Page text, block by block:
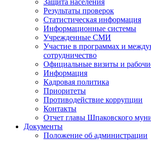
Защита населения
Результаты проверок
Статистическая информация
Информационные системы
Учрежденные СМИ
Участие в программах и
сотрудничество
Официальные визиты и
Информация
Кадровая политика
Приоритеты
Противодействие коррупции
Контакты
Отчет главы Шпаковского
Документы
Положение об администрации